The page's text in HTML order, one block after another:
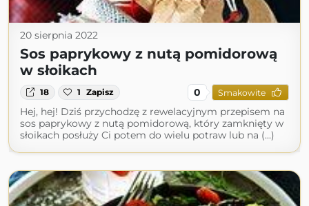
20 sierpnia 2022
Sos paprykowy z nutą pomidorową
w słoikach
18 1 Zapisz 0 Smakowite
Hej, hej! Dziś przychodzę z rewelacyjnym przepisem na
sos paprykowy z nutą pomidorową, który zamknięty w
słoikach posłuży Ci potem do wielu potraw lub na (...)